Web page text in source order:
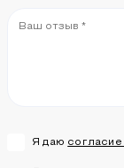
Я даю согласие